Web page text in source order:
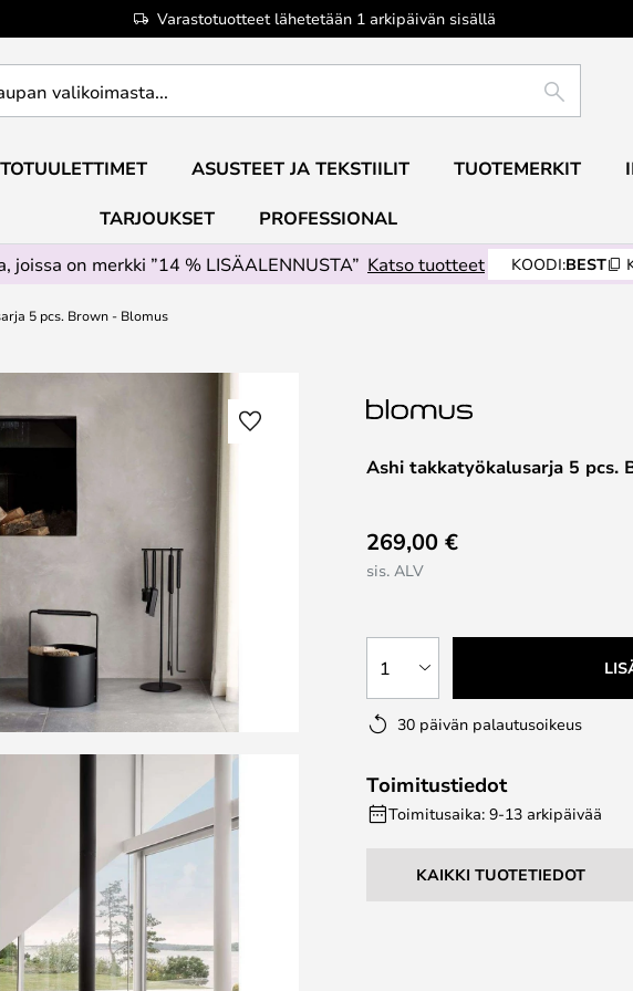
Varastotuotteet lähetetään 1 arkipäivän sisällä
ETSI
ASUSTEET JA TEKSTIILIT TUOTEMERKIT
TARJOUKSET
PROFESSIONAL
joissa on merkki ”14 % LISÄALENNUSTA” Katso tuotteet KOODI:BEST
5 pcs. Brown - Blomus
Ashi takkatyökalusarja 5 pcs.
269,00 €
sis. ALV
1
30 päivän palautusoikeus
Toimitustiedot
Toimitusaika: 9-13 arkipäivää
KAIKKI TUOTETIEDOT